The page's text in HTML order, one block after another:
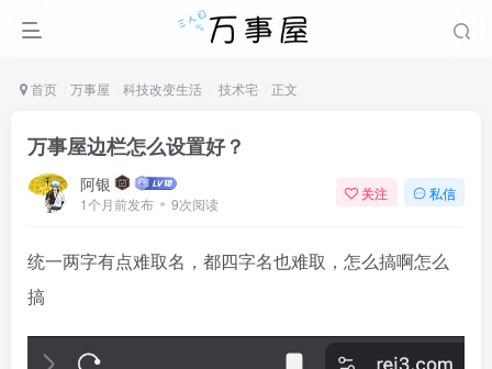
首页 万事屋 科技改变生活 技术宅 正文
万事屋边栏怎么设置好？
阿银
1个月前发布 9次阅读
关注 私信
统一两字有点难取名，都四字名也难取，怎么搞啊怎么
搞